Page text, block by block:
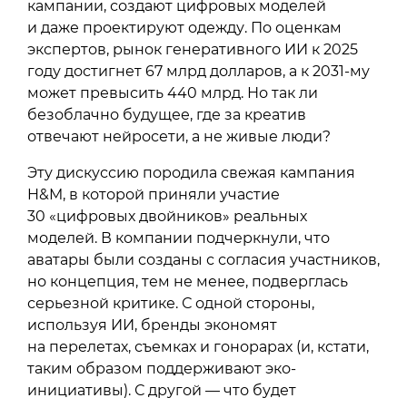
кампании, создают цифровых моделей
и даже проектируют одежду. По оценкам
экспертов, рынок генеративного ИИ к 2025
году достигнет 67 млрд долларов, а к 2031-му
может превысить 440 млрд. Но так ли
безоблачно будущее, где за креатив
отвечают нейросети, а не живые люди?
Эту дискуссию породила свежая кампания
H&M, в которой приняли участие
30 «цифровых двойников» реальных
моделей. В компании подчеркнули, что
аватары были созданы с согласия участников,
но концепция, тем не менее, подверглась
серьезной критике. С одной стороны,
используя ИИ, бренды экономят
на перелетах, съемках и гонорарах (и, кстати,
таким образом поддерживают эко-
инициативы). С другой — что будет